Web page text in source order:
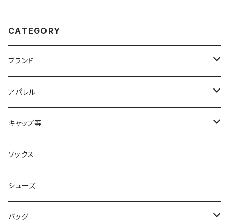
CATEGORY
ブランド
2XU
acu Products
AILEY
AKIV
ALTRA
アパレル
トップス
ボトムス
キャップ等
キャップ・ハット
ヘッドバンド
ソックス
シューズ
バッグ